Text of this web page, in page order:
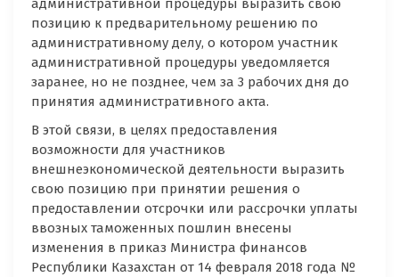
административной процедуры выразить свою
позицию к предварительному решению по
административному делу, о котором участник
административной процедуры уведомляется
заранее, но не позднее, чем за 3 рабочих дня до
принятия административного акта.
В этой связи, в целях предоставления
возможности для участников
внешнеэкономической деятельности выразить
свою позицию при принятии решения о
предоставлении отсрочки или рассрочки уплаты
ввозных таможенных пошлин внесены
изменения в приказ Министра финансов
Республики Казахстан от 14 февраля 2018 года №